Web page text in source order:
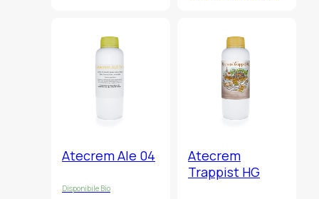
e quasi nulla quella
di diacetile.
assieme, che
consente al birraio
di “giocare” durante
la fermentazione ed
ottenere risultati
delle temperature
Atecrem Ale 04
Disponibile Bio
Atecrem
Trappist HG